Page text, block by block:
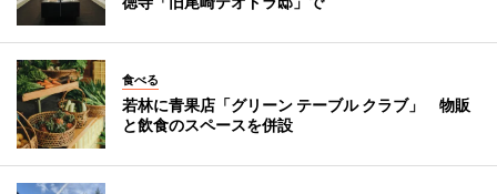
食べる
若林に青果店「グリーン テーブル クラブ」 物販
と飲食のスペースを併設